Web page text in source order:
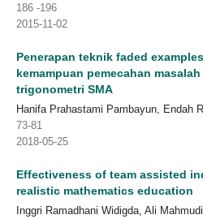
186 -196
2015-11-02
Penerapan teknik faded
kemampuan pemecahan
trigonometri SMA
Hanifa Prahastami Pambayun, Endah
73-81
2018-05-25
Effectiveness of team assisted
realistic mathematics education
Inggri Ramadhani Widigda, Ali Mahmudi